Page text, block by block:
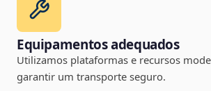
Equipamentos adequados
Utilizamos plataformas e recursos
garantir um transporte seguro.